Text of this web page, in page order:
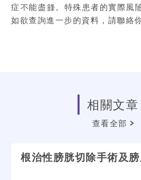
症不能盡錄。特殊患者的實際風
如欲查詢進一步的資料，請聯絡
相關文章
查看全部
根治性膀胱切除手術及